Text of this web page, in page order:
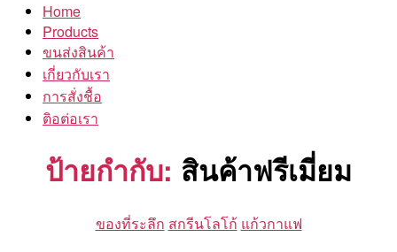
Home
Products
ขนส่งสินค้า
เกี่ยวกับเรา
การสั่งชื้อ
ติอต่อเรา
ป้ายกำกับ: สินค้าฟรีเมี่ยม
Categories
ของที่ระลึก สกรีนโลโก้ แก้วกาแฟ